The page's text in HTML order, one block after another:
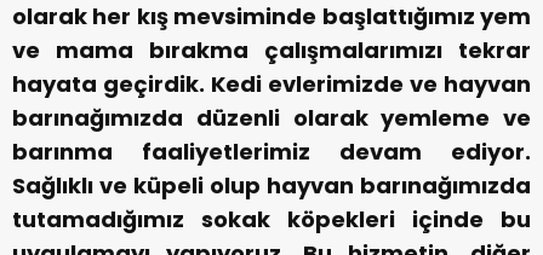
olarak her kış mevsiminde başlattığımız yem
ve mama bırakma çalışmalarımızı tekrar
hayata geçirdik. Kedi evlerimizde ve hayvan
barınağımızda düzenli olarak yemleme ve
barınma faaliyetlerimiz devam ediyor.
Sağlıklı ve küpeli olup hayvan barınağımızda
tutamadığımız sokak köpekleri içinde bu